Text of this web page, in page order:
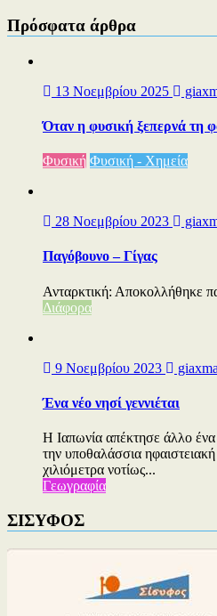
Πρόσφατα άρθρα
13 Νοεμβρίου 2025
Όταν η φυσική ξεπερνά τη
Φυσική Φυσική - Χημεία
28 Νοεμβρίου 2023
Παγόβουνο – Γίγας
Ανταρκτική: Αποκολλήθηκε
Διάφορα
9 Νοεμβρίου 2023
Ένα νέο νησί γεννιέται
Η Ιαπωνία απέκτησε άλλο
την υποθαλάσσια
χιλιόμετρα νοτίως...
Γεωγραφία
ΣΙΣΥΦΟΣ